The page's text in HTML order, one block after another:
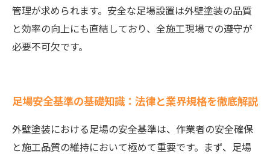
管理が求められます。安全な足場設置は外壁塗装の品質
と効率の向上にも直結しており、全施工現場での遵守が
必要不可欠です。
足場安全基準の基礎知識：法律と業界規格を徹底解説
外壁塗装における足場の安全基準は、作業者の安全確保
と施工品質の維持において極めて重要です。まず、足場